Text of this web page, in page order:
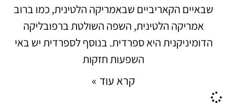
שבאיים הקאריביים שבאמריקה הלטינית, כמו ברוב
אמריקה הלטינית, השפה השולטת ברפובליקה
הדומיניקנית היא ספרדית. בנוסף לספרדית יש באי
השפעות חזקות
קרא עוד »